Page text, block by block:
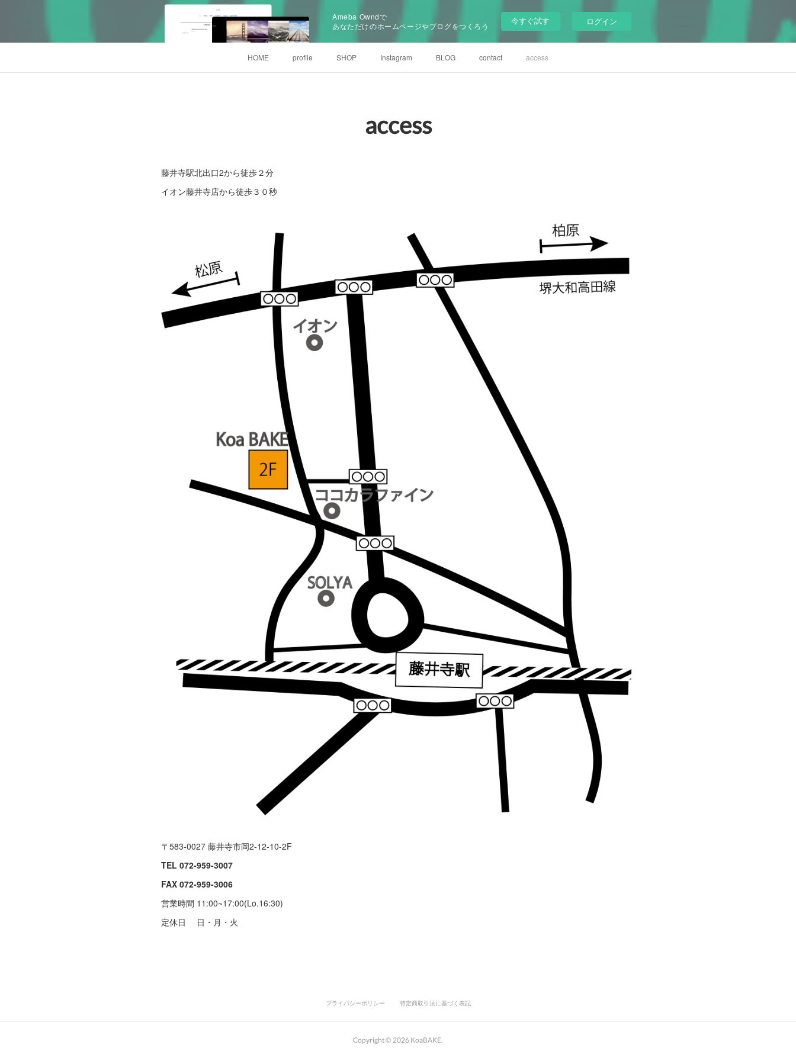
Ameba Owndで
あなただけのホームページやブログをつくろう
今すぐ試す ログイン
HOME profile SHOP Instagram BLOG contact access
access
藤井寺駅北出口2から徒歩２分
イオン藤井寺店から徒歩３０秒
〒583-0027 藤井寺市岡2-12-10-2F
TEL 072-959-3007
FAX 072-959-3006
営業時間 11:00~17:00(Lo.16:30)
定休日 日・月・火
プライバシーポリシー 特定商取引法に基づく表記
Copyright © 2026 KoaBAKE.